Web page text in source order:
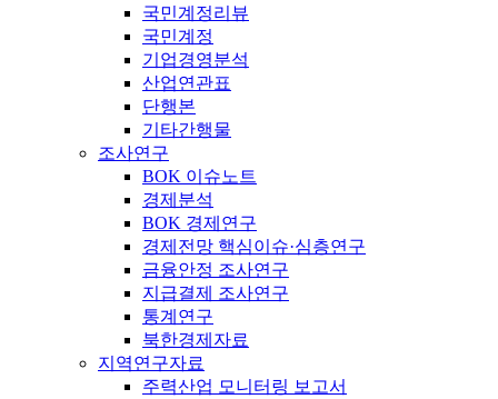
국민계정리뷰
국민계정
기업경영분석
산업연관표
단행본
기타간행물
조사연구
BOK 이슈노트
경제분석
BOK 경제연구
경제전망 핵심이슈·심층연구
금융안정 조사연구
지급결제 조사연구
통계연구
북한경제자료
지역연구자료
주력산업 모니터링 보고서